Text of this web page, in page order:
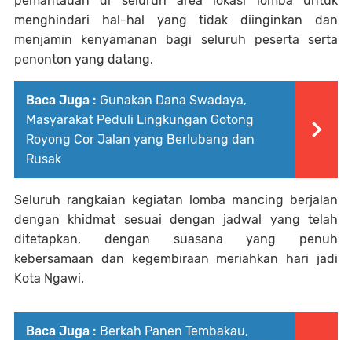
menghindari hal-hal yang tidak diinginkan dan
menjamin kenyamanan bagi seluruh peserta serta
penonton yang datang.
Baca Juga : Gunakan Dana Swadaya,
Masyarakat Peduli Lingkungan Gotong
Royong Cor Jalan yang Berlubang dan
Rusak
Seluruh rangkaian kegiatan lomba mancing berjalan
dengan khidmat sesuai dengan jadwal yang telah
ditetapkan, dengan suasana yang penuh
kebersamaan dan kegembiraan meriahkan hari jadi
Kota Ngawi.
Baca Juga : Berkah Panen Tembakau,